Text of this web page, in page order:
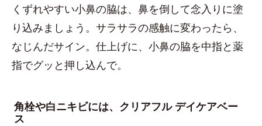
くずれやすい小鼻の脇は、鼻を倒して念入りに塗
り込みましょう。サラサラの感触に変わったら、
なじんだサイン。仕上げに、小鼻の脇を中指と薬
指でグッと押し込んで。
角栓や白ニキビには、クリアフル デイケアベー
ス